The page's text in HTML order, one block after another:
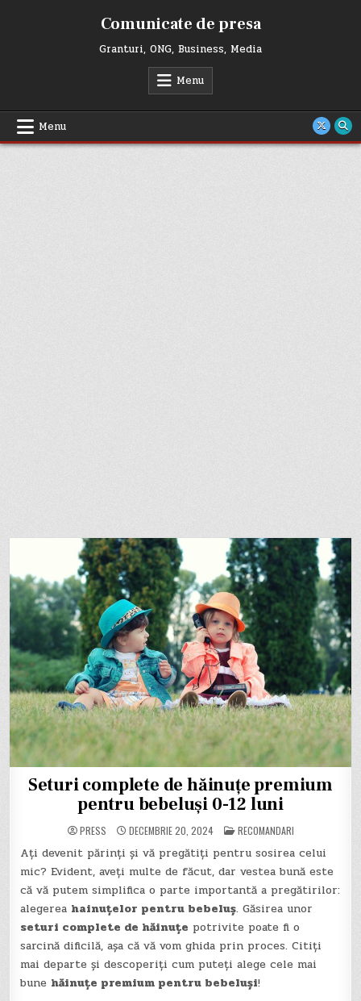
Comunicate de presa
Granturi, ONG, Business, Media
Menu
Menu
Seturi complete de hăinuțe premium
pentru bebeluși 0-12 luni
PRESS DECEMBRIE 20, 2024 POSTED
IN
RECOMANDARI
Ați devenit părinți și vă pregătiți pentru sosirea celui
mic? Evident, aveți multe de făcut, dar vestea bună este
că vă putem simplifica o parte importantă a pregătirilor:
alegerea hainuțelor pentru bebeluș. Găsirea unor
seturi complete de hăinuțe potrivite poate fi o
sarcină dificilă, așa că vă vom ghida prin proces. Citiți
mai departe și descoperiți cum puteți alege cele mai
bune hăinuțe premium pentru bebeluși!